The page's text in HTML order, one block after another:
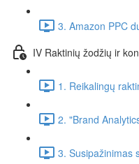
3. Amazon PPC
IV Raktinių žodžių ir
1. Reikalingų
2. "Brand
3. Susipažinimas